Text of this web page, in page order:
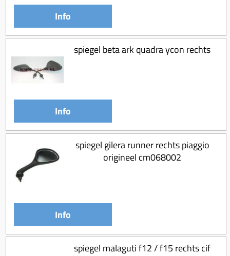
Info
spiegel beta ark quadra ycon rechts
Info
spiegel gilera runner rechts piaggio
origineel cm068002
Info
spiegel malaguti f12 / f15 rechts cif